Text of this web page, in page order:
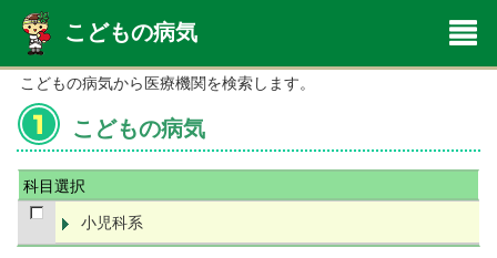
こどもの病気
こどもの病気から医療機関を検索します。
こどもの病気
科目選択
小児科系